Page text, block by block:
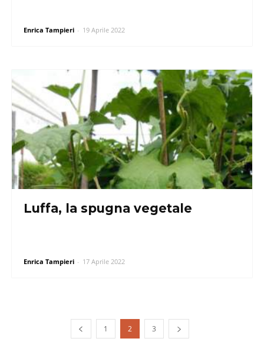
Enrica Tampieri - 19 Aprile 2022
Luffa, la spugna vegetale
Enrica Tampieri - 17 Aprile 2022
1 2 3